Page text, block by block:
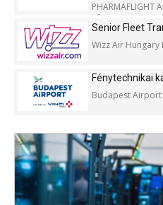
PHARMAFLIGHT
Kft.
Senior Fleet
Wizz Air Hungary
Fénytechnikai
Budapest Airport